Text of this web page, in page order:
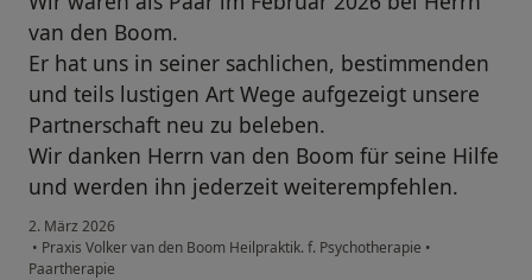
van den Boom.
Er hat uns in seiner sachlichen, bestimmenden
und teils lustigen Art Wege aufgezeigt unsere
Partnerschaft neu zu beleben.
Wir danken Herrn van den Boom für seine Hilfe
und werden ihn jederzeit weiterempfehlen.
2. März 2026
• Praxis Volker van den Boom Heilpraktik. f. Psychotherapie •
Paartherapie